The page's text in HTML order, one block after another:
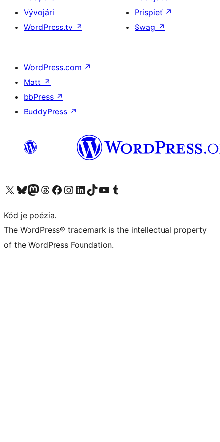
Vývojári
WordPress.tv ↗
Prispieť ↗
Swag ↗
WordPress.com ↗
Matt ↗
bbPress ↗
BuddyPress ↗
Navštívte náš účet na X (predtým Twitter)
Navštívte náš účet na platforme Bluesky
Navštívte náš účet na Mastodone
Navštívte náš účet na platforme Threads
Navštívte našu stránku na Facebooku
Navštívte náš účet Instagram
Navštívte náš účet LinkedIn
Navštívte náš účet na platforme TikTok
Navštívte náš kanál YouTube
Navštívte náš účet na platforme Tumblr
Kód je poézia.
The WordPress® trademark is the intellectual property
of the WordPress Foundation.